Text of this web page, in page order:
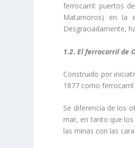
ferrocarril: puertos
Matamoros) en la
Desgraciadamente,
1.2. El ferrocarril de
Construido por
1877 como ferrocarril
Se diferencia de los
mar, en tanto que
las minas con las